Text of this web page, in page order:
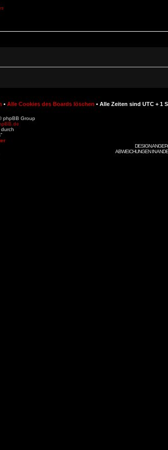
• Alle Cookies des Boards löschen • Alle Zeiten sind UTC + 1
phpBB Group
DESIGN
ABWEICHUNGEN IN